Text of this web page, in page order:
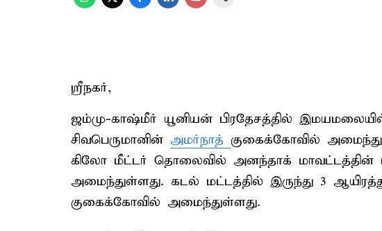
ஸ்ரீநகர்,
ஜம்மு-காஷ்மீர் யூனியன் பிரதேசத்தில்
சிவபெருமானின் அமர்நாத் குகைக்கோவில்
கிலோ மீட்டர் தொலைவில் அனந்தாக்
அமைந்துள்ளது. கடல் மட்டத்தில் இருந்து 3
குகைக்கோவில் அமைந்துள்ளது.